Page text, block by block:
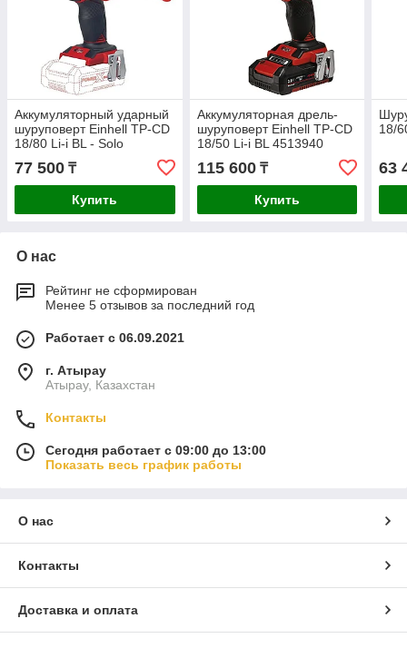
Аккумуляторный ударный
шуруповерт Einhell TP-CD
18/80 Li-i BL - Solo
77 500 ₸
Купить
Аккумуляторная дрель-
шуруповерт Einhell TP-CD
18/50 Li-i BL 4513940
115 600₸
Купить
18/
63
О нас
Рейтинг не сформирован
Менее 5 отзывов за последний год
Работает с 06.09.2021
г. Атырау
Атырау, Казахстан
Контакты
Сегодня работает с 09:00 до 13:00
Показать весь график работы
О нас
Контакты
Доставка и оплата